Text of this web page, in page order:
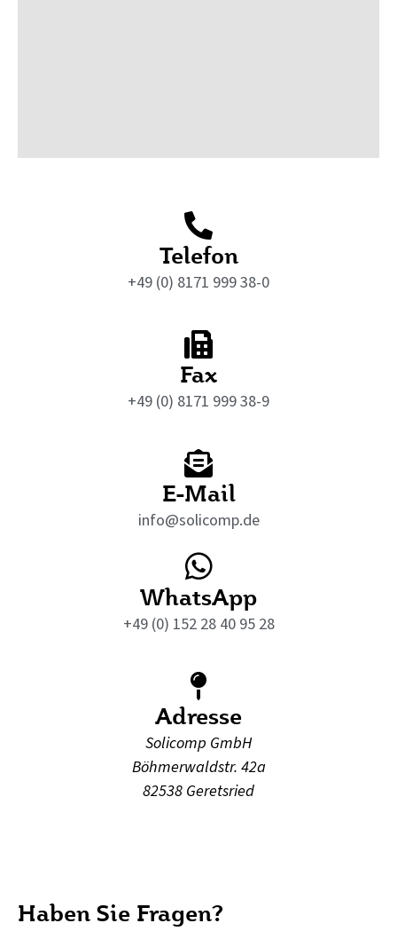
Telefon
+49 (0) 8171 999 38-0
Fax
+49 (0) 8171 999 38-9
E-Mail
info@solicomp.de
WhatsApp
+49 (0) 152 28 40 95 28
Adresse
Solicomp GmbH
Böhmerwaldstr. 42a
82538 Geretsried
Haben Sie Fragen?